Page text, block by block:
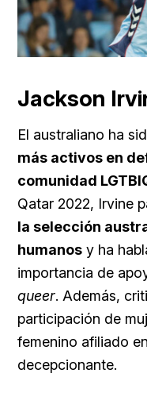
Jackson
El australiano ha
más activos en
comunidad
Qatar 2022, Irvine
la selección
humanos y ha
importancia de
queer. Además,
participación de
femenino afiliado
decepcionante.